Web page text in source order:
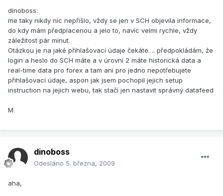
dinoboss:
me taky nikdy nic nepřišlo, vždy se jen v SCH objevila informace,
do kdy mám předplacenou a jelo to, navíc velmi rychle, vždy
záležitost pár minut.
Otázkou je na jaké přihlašovací údaje čekáte. .. předpokládám, že
login a heslo do SCH máte a v úrovni 2 máte historická data a
real-time data pro forex a tam ani pro jedno nepotřebujete
přihlašovací údaje, aspon jak jsem pochopil jejich setup
instruction na jejich webu, tak stačí jen nastavit správný datafeed
M.
dinoboss
Odesláno 5. března, 2009
aha,